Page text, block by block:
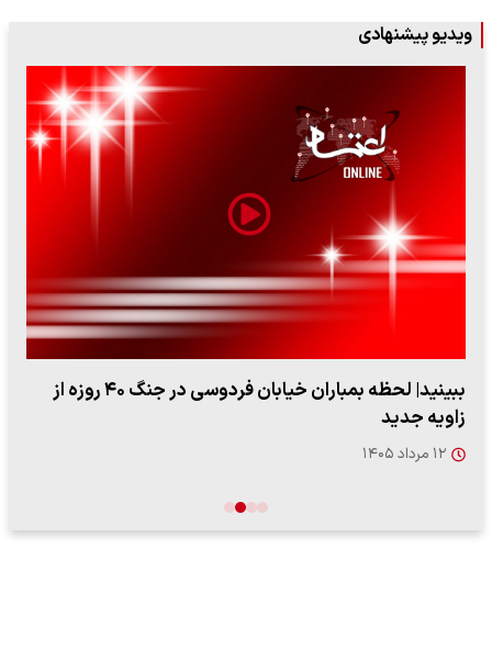
ویدیو پیشنهادی
ببینید| لحظه بمباران خیابان فردوسی در جنگ ۴۰ روزه از
زاویه جدید
۱۲ مرداد ۱۴۰۵